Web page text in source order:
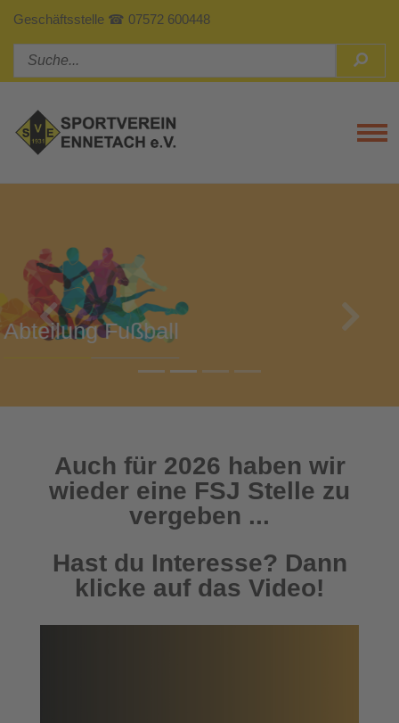
Geschäftsstelle ☎ 07572 600448
Abteilung Turnen
Previous
Auch für 2026 haben wir
wieder eine FSJ Stelle zu
vergeben ...
Hast du Interesse? Dann
klicke auf das Video!